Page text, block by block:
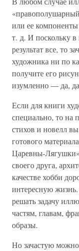
или ее
т. д. И поскольку в
результат все, то
художника ни по
получите его
изумленно — да,
Если для книги
специально, то на
стихов и новелл
готового
Царевны-
своего друга,
качестве хобби
интересную жизнь.
решать задачу
частям, главам,
образы.
Но зачастую